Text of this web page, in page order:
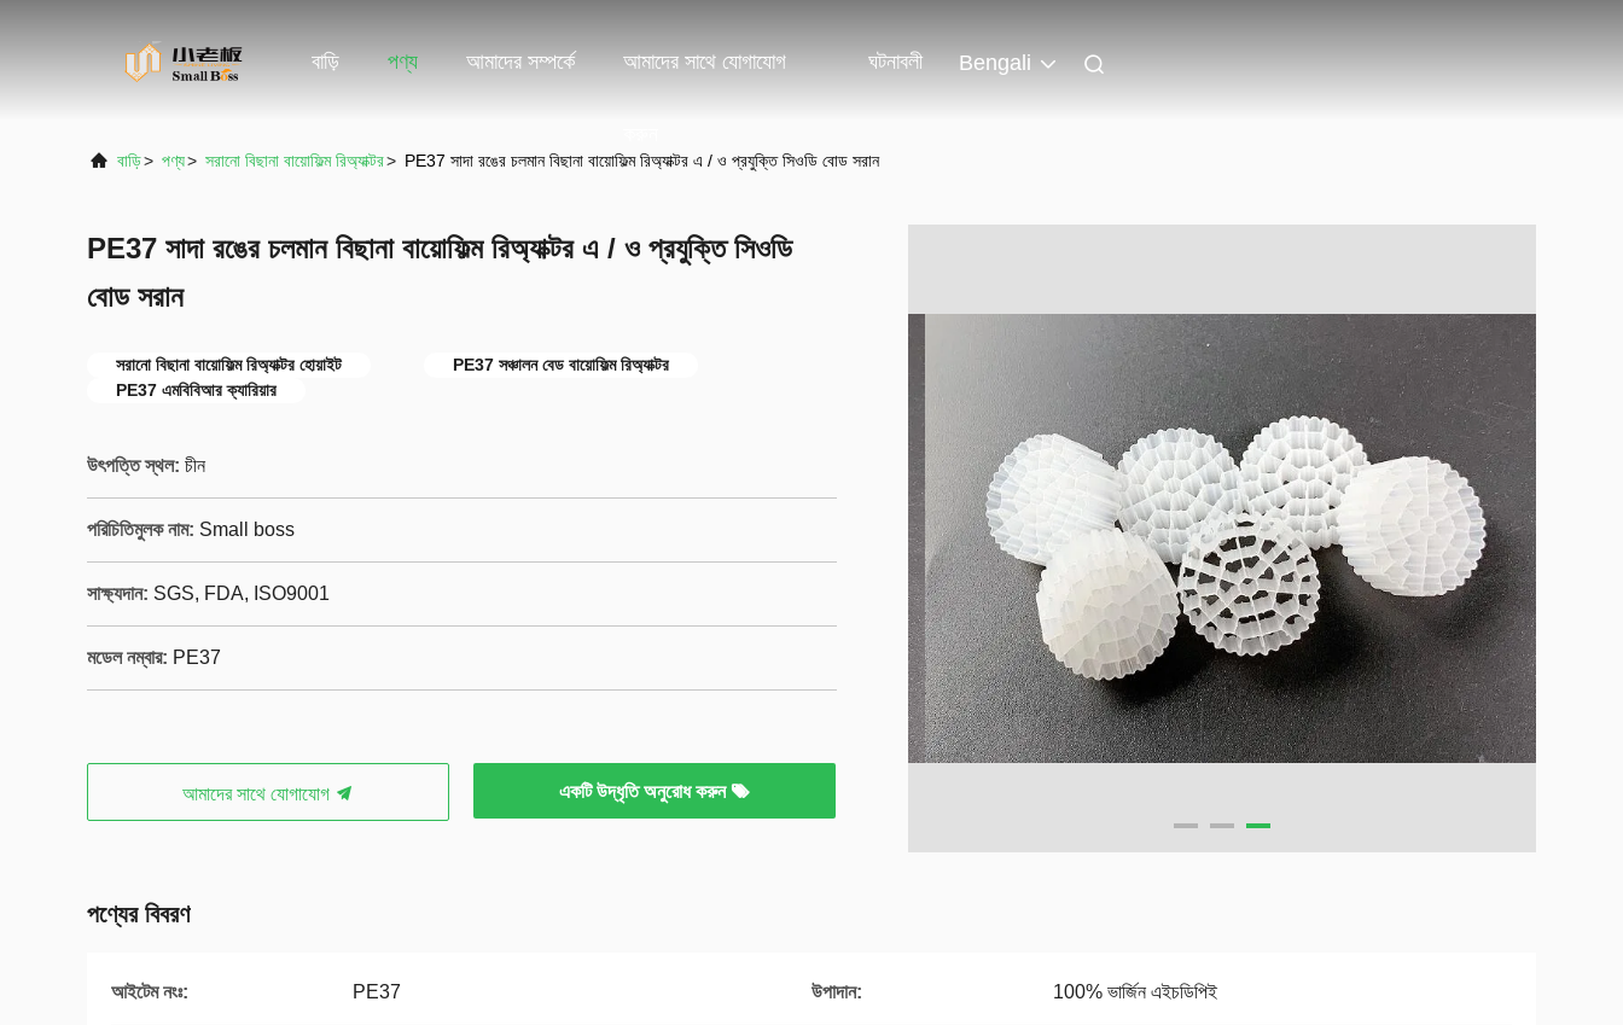
বাড়ি পণ্য আমাদের সম্পর্কে আমাদের সাথে যোগাযোগ ঘটনাবলী Bengali
বাড়ি> পণ্য> সরানো বিছানা বায়োফিল্ম রিঅ্যাক্টর> PE37 সাদা রঙের চলমান বিছানা বায়োফিল্ম রিঅ্যাক্টর এ / ও প্রযুক্তি সিওডি বোড সরান
PE37 সাদা রঙের চলমান বিছানা বায়োফিল্ম রিঅ্যাক্টর এ / ও প্রযুক্তি সিওডি
বোড সরান
সরানো বিছানা বায়োফিল্ম রিঅ্যাক্টর হোয়াইট
PE37 সঞ্চালন বেড বায়োফিল্ম রিঅ্যাক্টর
PE37 এমবিবিআর ক্যারিয়ার
উৎপত্তি স্থল: চীন
পরিচিতিমুলক নাম: Small boss
সাক্ষ্যদান: SGS, FDA, ISO9001
মডেল নম্বার: PE37
আমাদের সাথে যোগাযোগ একটি উদ্ধৃতি অনুরোধ করুন
পণ্যের বিবরণ
আইটেম নংঃ: PE37 উপাদান: 100% ভার্জিন এইচডিপিই